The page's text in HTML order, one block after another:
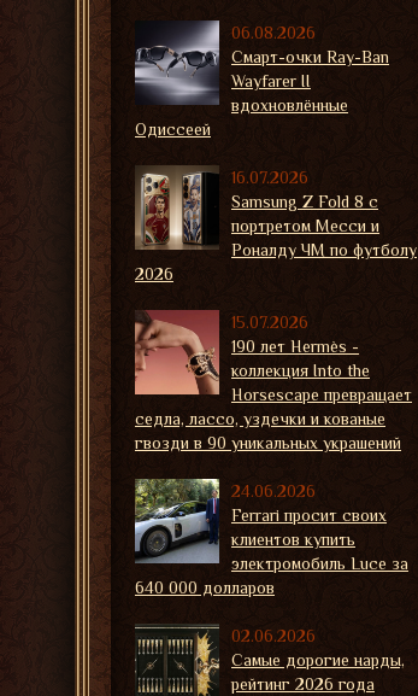
06.08.2026
Смарт-очки Ray-Ban
Wayfarer II
вдохновлённые
Одиссеей
16.07.2026
Samsung Z Fold 8 с
портретом Месси и
Роналду ЧМ по футболу
2026
15.07.2026
190 лет Hermès -
коллекция Into the
Horsescape превращает
седла, лассо, уздечки и кованые
гвозди в 90 уникальных украшений
24.06.2026
Ferrari просит своих
клиентов купить
электромобиль Luce за
640 000 долларов
02.06.2026
Самые дорогие нарды,
рейтинг 2026 года